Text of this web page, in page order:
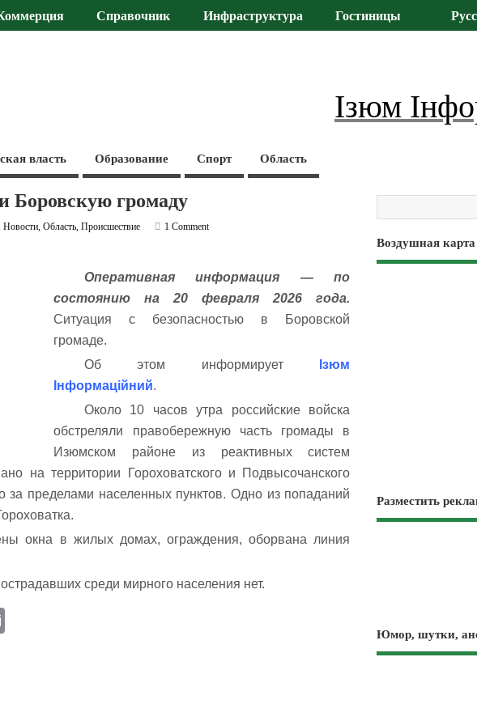
Справочник Инфраструктура Гостиницы
Ізюм
власть Образование Спорт Область
Боровскую громаду
Новости,Область,Происшествие
1 Comment
Оперативная информация — по
состоянию на 20 февраля 2026 года.
Ситуация с безопасностью в Боровской
громаде.
Об этом информирует
Ізюм
Інформаційний.
Около 10 часов утра российские войска
обстреляли правобережную часть громады в
Изюмском районе из реактивных систем
на территории Гороховатского и Подвысочанского
за пределами населенных пунктов. Одно из попаданий
окна в жилых домах, ограждения, оборвана линия
среди мирного населения нет.
Воздушная карта
Разместить
Юмор, шутки,